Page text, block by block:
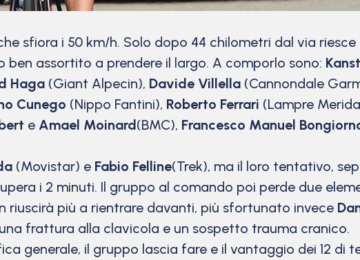
sfiora i 50 km/h. Solo dopo 44 chilometri dal via riesce
assortito a prendere il largo. A comporlo sono:
Haga (Giant Alpecin), Davide Villella (Cannondale
Cunego (Nippo Fantini), Roberto Ferrari (Lampre
e Amael Moinard(BMC), Francesco Manuel
(Movistar) e Fabio Felline(Trek), ma il loro tentativo,
i 2 minuti. Il gruppo al comando poi perde due
riuscirà più a rientrare davanti, più sfortunato invece
frattura alla clavicola e un sospetto trauma cranico.
generale, il gruppo lascia fare e il vantaggio dei 12 di